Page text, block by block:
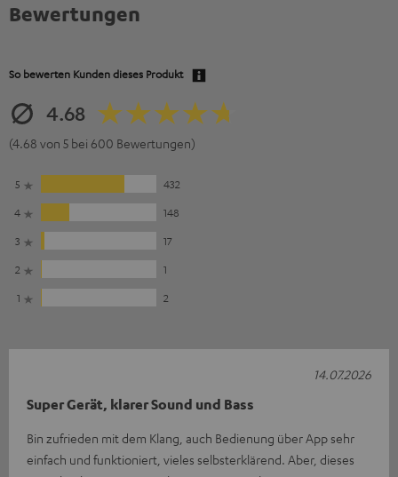
Bewertungen
So bewerten Kunden dieses Produkt
4.68
(4.68 von 5 bei 600 Bewertungen)
5
432
4
148
3
17
2
1
1
2
Super Gerät, klarer Sound und Bass
Bin zufrieden mit dem Klang, auch Bedienung über App sehr
einfach und funktioniert, vieles selbsterklärend. Aber, dieses
14.07.2026